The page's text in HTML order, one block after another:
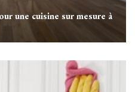
une cuisine sur mesure à